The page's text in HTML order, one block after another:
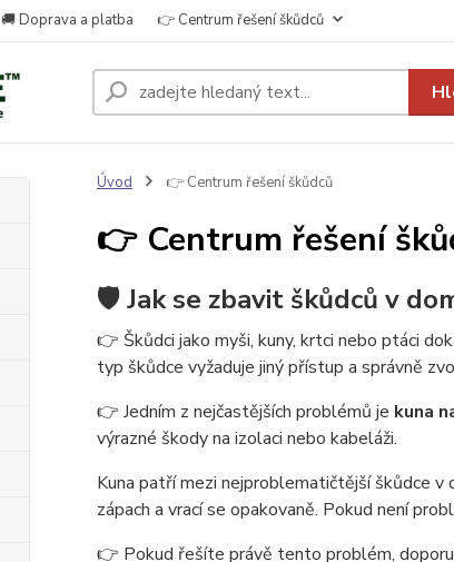
🚚 Doprava a platba 👉 Centrum řešení škůdců
Úvod 👉 Centrum řešení škůdců
👉 Centrum řešení
🛡️ Jak se zbavit škůdců v
👉 Škůdci jako myši, kuny, krtci nebo ptáci
typ škůdce vyžaduje jiný přístup a správně
👉 Jedním z nejčastějších problémů je kuna
výrazné škody na izolaci nebo kabeláži.
Kuna patří mezi nejproblematičtější škůdce v
zápach a vrací se opakovaně. Pokud není
👉 Pokud řešíte právě tento problém,